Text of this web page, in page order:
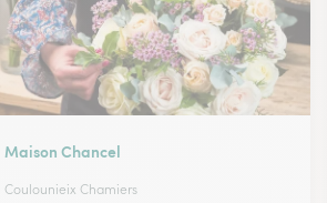
Maison Chancel
Coulounieix Chamiers